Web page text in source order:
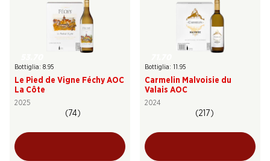
Bottiglia: 8.95
Le Pied de Vigne Féchy AOC
La Côte
2025
(74)
Bottiglia: 11.95
Carmelin Malvoisie du
Valais AOC
2024
(217)